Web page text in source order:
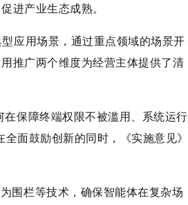
进产业生态成熟。
应用场景，通过重点领域的场景开
推广两个维度为经营主体提供了清
保障终端权限不被滥用、系统运行
面鼓励创新的同时，《实施意见》
围栏等技术，确保智能体在复杂场